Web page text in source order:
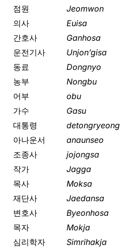
점원
Jeomwon
의사
Euisa
간호사
Ganhosa
운전기사
Unjon’gisa
동료
Dongnyo
농부
Nongbu
어부
obu
가수
Gasu
대통령
detongryeong
아나운서
anaunseo
조종사
jojongsa
작가
Jagga
목사
Moksa
재단사
Jaedansa
변호사
Byeonhosa
목자
Mokja
심리학자
Simrihakja